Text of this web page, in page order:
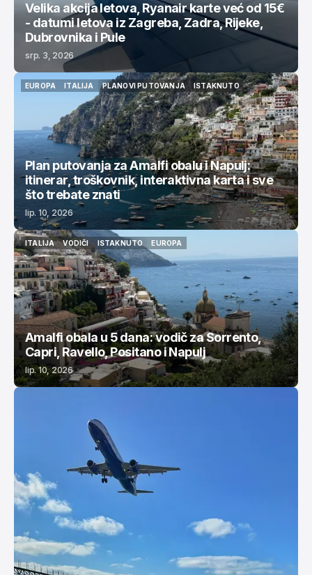
Velika akcija letova, Ryanair karte već od 15€
- datumi letova iz Zagreba, Zadra, Rijeke,
Dubrovnika i Pule
srp. 3, 2026
EUROPA
ITALIJA
ITALIJA
PLANOVI PUTOVANJA
PLANOVI PUTOVANJA
ISTAKNUTO
ISTAKNUTO
Plan putovanja za Amalfi obalu i Napulj:
itinerar, troškovnik, interaktivna karta i sve
što trebate znati
lip. 10, 2026
ITALIJA
ITALIJA
VODIČI
VODIČI
ISTAKNUTO
ISTAKNUTO
EUROPA
EUROPA
Amalfi obala u 5 dana: vodič za Sorrento,
Capri, Ravello, Positano i Napulj
lip. 10, 2026